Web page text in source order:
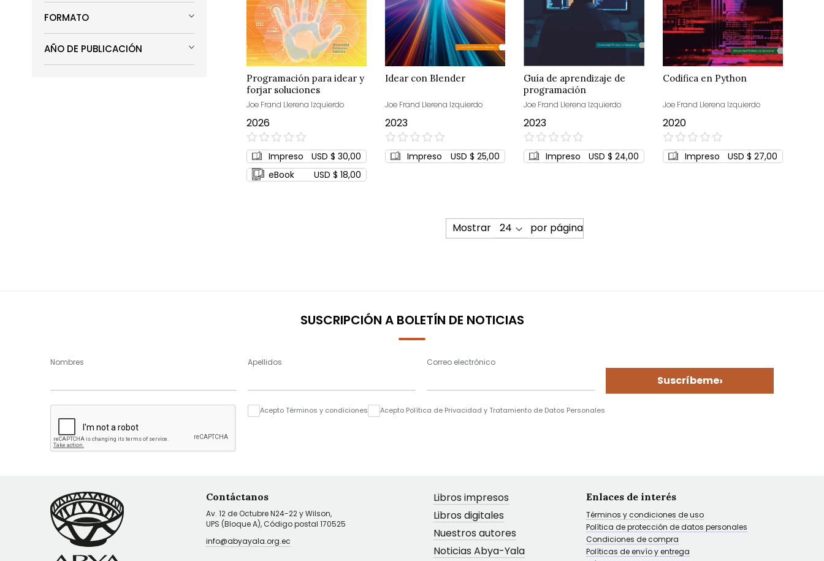
Programación para idear y
forjar soluciones
Joe Frand Llerena Izquierdo
2026
0%
Impreso
USD $ 30,00
eBook
USD $ 18,00
Idear con Blender
Joe Frand Llerena Izquierdo
2023
0%
Impreso USD $ 25,00
Guía de aprendizaje de
programación
Joe Frand Llerena Izquierdo
2023
0%
Impreso USD $ 24,00
Codifica en Python
Joe Frand Llerena Izquierdo
2020
0%
Impreso USD $ 27,00
Mostrar por página
FORMATO
AÑO DE PUBLICACIÓN
SUSCRIPCIÓN A BOLETÍN DE NOTICIAS
Nombres Apellidos Correo electrónico
Suscríbeme›
Acepto Términos y condiciones Acepto Política de Privacidad y Tratamiento de Datos Personales
Contáctanos
Av. 12 de Octubre N24-22 y Wilson,
UPS (Bloque A), Código postal 170525
info@abyayala.org.ec
Libros impresos
Libros digitales
Nuestros autores
Noticias Abya-Yala
Enlaces de interés
Términos y condiciones de uso
Política de protección de datos personales
Condiciones de compra
Políticas de envío y entrega